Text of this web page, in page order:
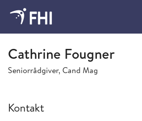
HR
Cathrine Fougner
Seniorrådgiver, Cand Mag
Kontakt